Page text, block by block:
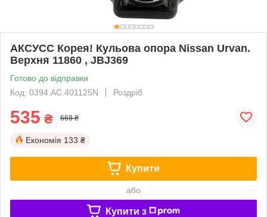
AКСУСС Корея! Кульова опора Nissan Urvan.
Верхня 11860 , JBJ369
Готово до відправки
Код: 0394.AC.401125N
Роздріб
535 ₴ 668 ₴
Економія 133 ₴
Купити
або
Купити з